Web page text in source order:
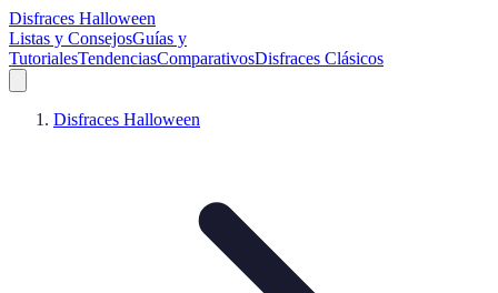
Disfraces Halloween
Listas y ConsejosGuías y
TutorialesTendenciasComparativosDisfraces Clásicos
Disfraces Halloween